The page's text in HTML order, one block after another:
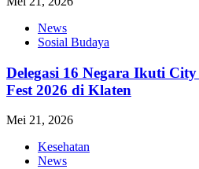
News
Sosial Budaya
Delegasi 16 Negara Ikuti
Fest 2026 di Klaten
Mei 21, 2026
Kesehatan
News